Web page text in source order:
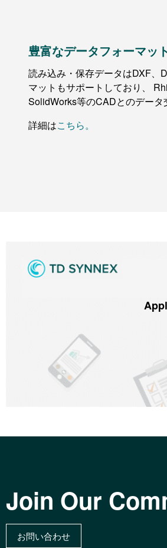
豊富なデータフォーマッ
読み込み・保存データはDXF、
マットもサポートしており、
SolidWorks等のCADとのデータ
詳細はこちら。
Join Our
お問い合わせ